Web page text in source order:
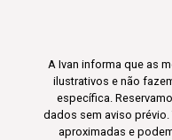
A Ivan informa que as
ilustrativos e não
específica.
dados sem aviso prévio.
aproximadas e